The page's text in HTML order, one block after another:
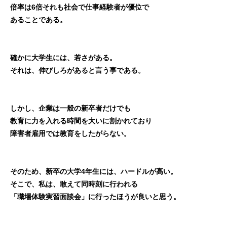
倍率は6倍それも社会で仕事経験者が優位で
あることである。
確かに大学生には、若さがある。
それは、伸びしろがあると言う事である。
しかし、企業は一般の新卒者だけでも
教育に力を入れる時間を大いに割かれており
障害者雇用では教育をしたがらない。
そのため、新卒の大学4年生には、ハードルが高い。
そこで、私は、敢えて同時刻に行われる
「職場体験実習面談会」に行ったほうが良いと思う。